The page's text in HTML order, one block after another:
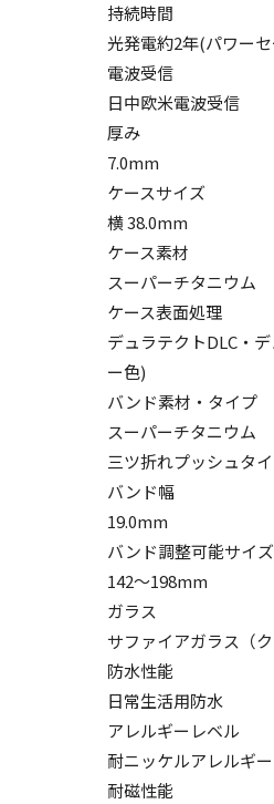
持続時間
光発電約2年(パワー
電波受信
日中欧米電波受信
厚み
7.0mm
ケースサイズ
横 38.0mm
ケース素材
スーパーチタニウム
ケース表面処理
デュラテクトDLC・
ー色)
バンド素材・タイプ
スーパーチタニウム
三ツ折れプッシュタ
バンド幅
19.0mm
バンド調整可能サイズ
142～198mm
ガラス
サファイアガラス（
防水性能
日常生活用防水
アレルギーレベル
耐ニッケルアレルギー
耐磁性能